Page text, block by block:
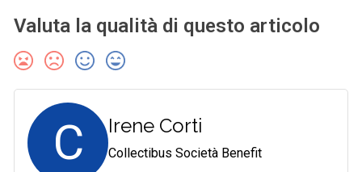
Valuta la qualità di questo articolo
C Irene Corti
Collectibus Società Benefit